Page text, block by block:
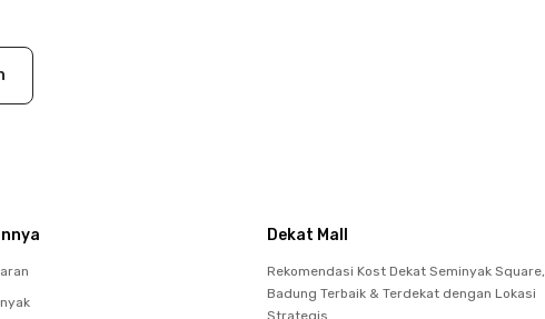
Dekat Mall
Rekomendasi Kost Dekat Seminyak Square,
Badung Terbaik & Terdekat dengan Lokasi